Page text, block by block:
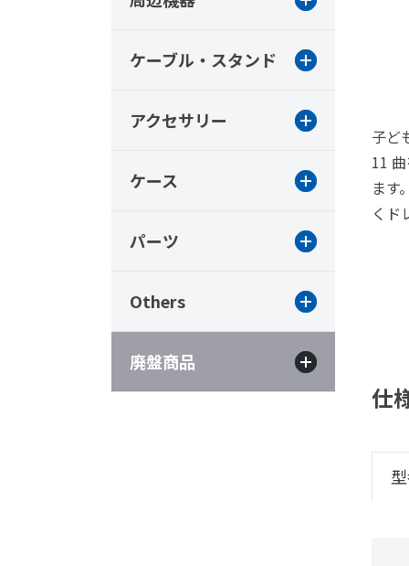
子ど
11
ます
くド
仕
ケーブル・スタンド
アクセサリー
ケース
パーツ
Others
廃盤商品